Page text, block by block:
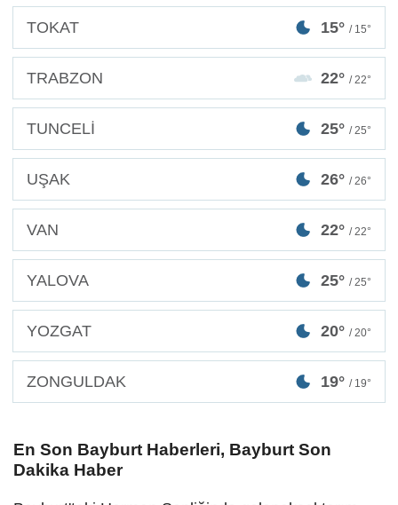
TOKAT 15° / 15°
TRABZON 22° / 22°
TUNCELİ 25° / 25°
UŞAK 26° / 26°
VAN 22° / 22°
YALOVA 25° / 25°
YOZGAT 20° / 20°
ZONGULDAK 19° / 19°
En Son Bayburt Haberleri, Bayburt Son
Dakika Haber